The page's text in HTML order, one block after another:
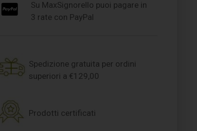
Su MaxSignorello puoi pagare in
3 rate con PayPal
Spedizione gratuita per ordini
superiori a €129,00
Prodotti certificati